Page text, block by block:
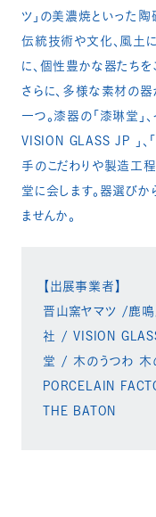
ツ」の美濃焼といった
伝統技術や文化、風土
に、個性豊かな器たちを
さらに、多様な素材の器
一つ。漆器の「漆琳堂」
VISION GLASS JP 」、
手のこだわりや製造工
堂に会します。器選び
ませんか。
【出展事業者】
晋山窯ヤマツ /鹿
社 / VISION
堂 / 木のうつわ 木
PORCELAIN
THE BATON